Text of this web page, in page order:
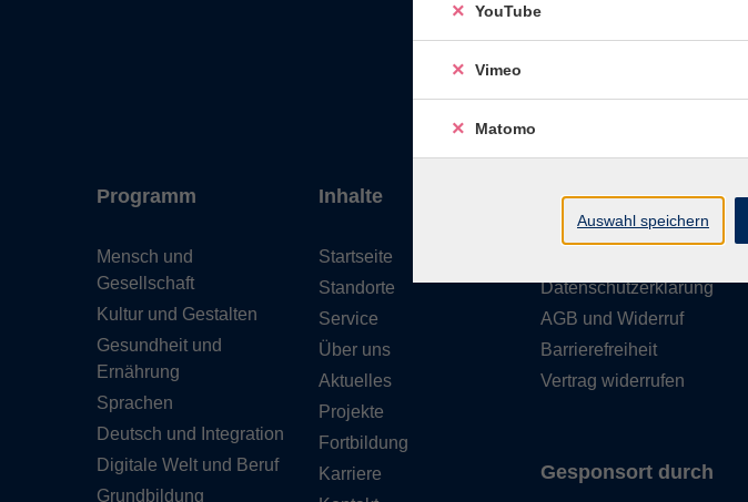
Programm
Mensch und
Gesellschaft
Kultur und Gestalten
Gesundheit und
Ernährung
Sprachen
Deutsch und Integration
Digitale Welt und Beruf
Grundbildung
Inhalte
Startseite
Standorte
Service
Über uns
Aktuelles
Projekte
Fortbildung
Karriere
Rechtliches
Datenschutzerklärung
AGB und Widerruf
Barrierefreiheit
Vertrag widerrufen
Gesponsort durch
YouTube
Vimeo
Matomo
Auswahl speichern